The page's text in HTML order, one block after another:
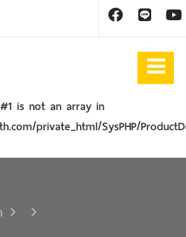
is not an array in
private_html/SysPHP/